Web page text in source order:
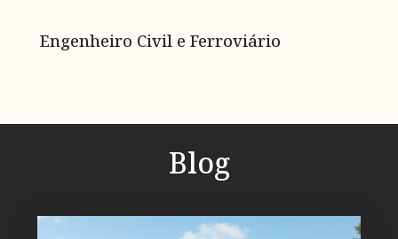
Engenheiro Civil e Ferroviário
Blog